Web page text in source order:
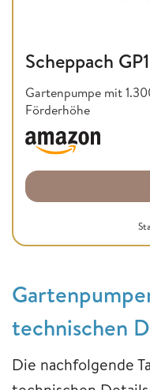
Scheppach
Gartenpumpe mit
Förderhöhe
technischen
Die nachfolgende